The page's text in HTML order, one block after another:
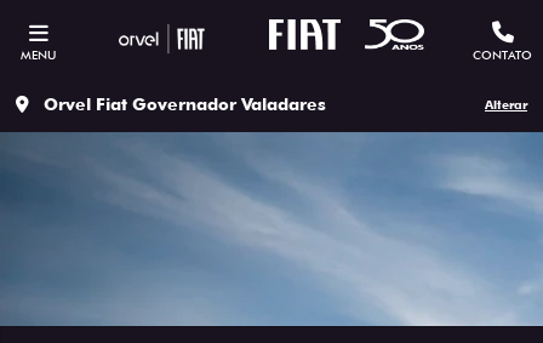
MENU CONTATO
Orvel Fiat Governador Valadares Alterar